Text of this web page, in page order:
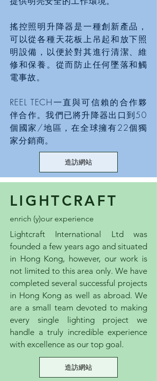
搖控照明升降器是一種創新產品，
可以從各種天花板上吊起和放下照
明設備，以便於對其進行清潔、維
修和保養。從而防止任何墜落和觸
電事故。
REEL TECH一直與可信賴的合作夥
伴合作。我們已將升降器出口到50
個國家/地區，在全球擁有22個獨
家分銷商。
造訪網站
LIGHTCRAFT
enrich (y)our experience
Lightcraft International Ltd was
founded a few years ago and situated
in Hong Kong, however, our work is
not limited to this area only. We have
completed several successful projects
in Hong Kong as well as abroad. We
are a small team devoted to making
every single lighting project we
handle a truly incredible experience
with excellence as our top goal.
造訪網站